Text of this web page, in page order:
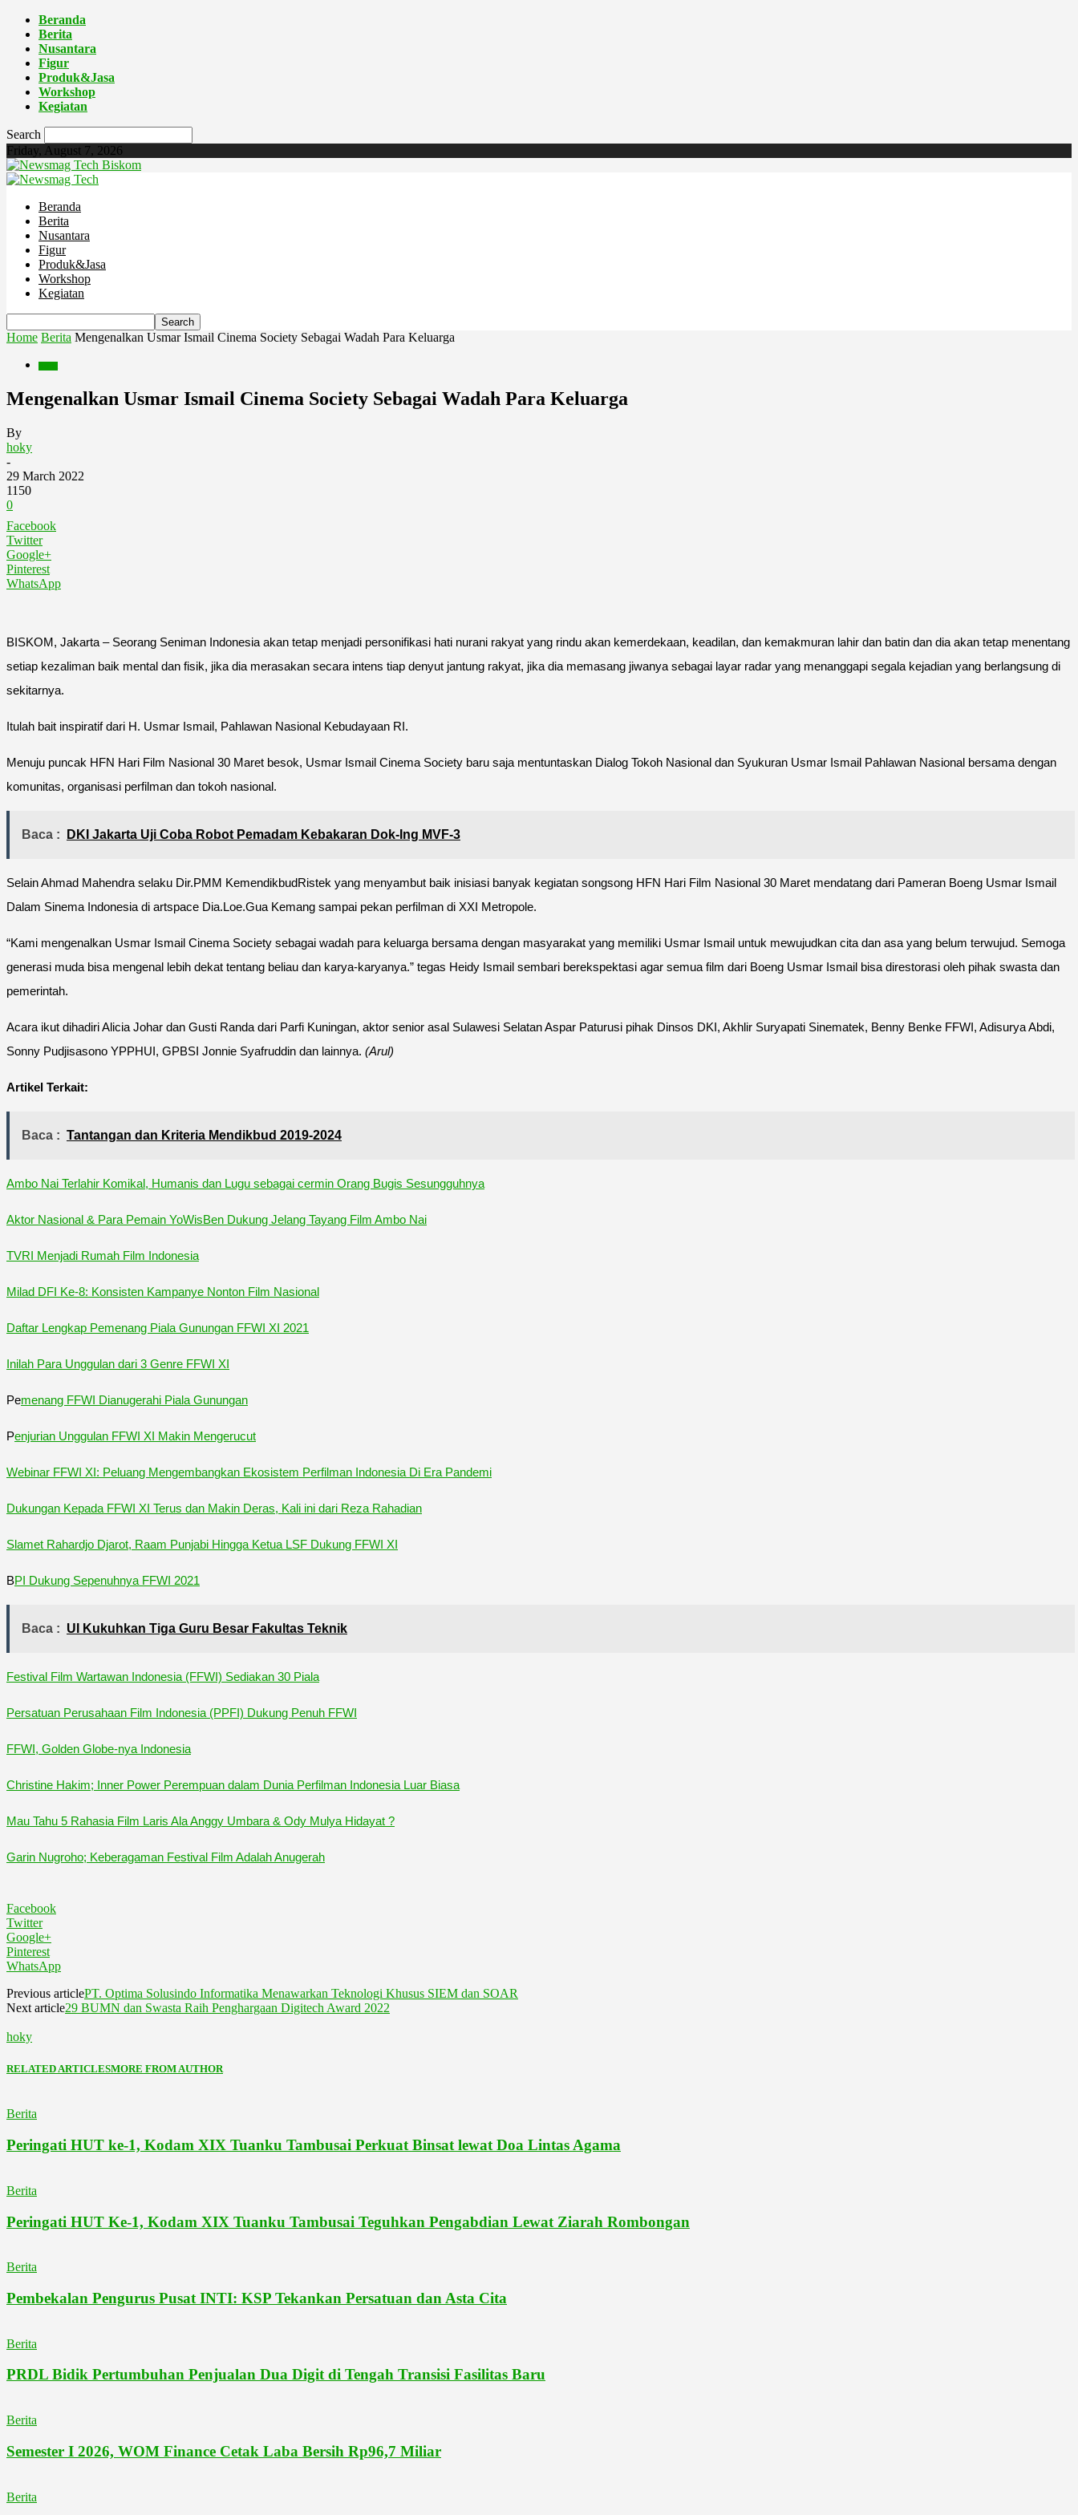
Beranda
Berita
Nusantara
Figur
Produk&Jasa
Workshop
Kegiatan
Search
Friday, August 7, 2026
Biskom
Beranda
Berita
Nusantara
Figur
Produk&Jasa
Workshop
Kegiatan
Home Berita Mengenalkan Usmar Ismail Cinema Society Sebagai Wadah Para Keluarga
Mengenalkan Usmar Ismail Cinema Society Sebagai Wadah Para Keluarga
By
hoky
-
29 March 2022
1150
0
Facebook
Twitter
Google+
Pinterest
WhatsApp
BISKOM, Jakarta – Seorang Seniman Indonesia akan tetap menjadi personifikasi hati nurani rakyat yang rindu akan kemerdekaan, keadilan, dan kemakmuran lahir dan batin dan dia akan tetap menentang
setiap kezaliman baik mental dan fisik, jika dia merasakan secara intens tiap denyut jantung rakyat, jika dia memasang jiwanya sebagai layar radar yang menanggapi segala kejadian yang berlangsung di
sekitarnya.
Itulah bait inspiratif dari H. Usmar Ismail, Pahlawan Nasional Kebudayaan RI.
Menuju puncak HFN Hari Film Nasional 30 Maret besok, Usmar Ismail Cinema Society baru saja mentuntaskan Dialog Tokoh Nasional dan Syukuran Usmar Ismail Pahlawan Nasional bersama dengan
komunitas, organisasi perfilman dan tokoh nasional.
Baca : DKI Jakarta Uji Coba Robot Pemadam Kebakaran Dok-Ing MVF-3
Selain Ahmad Mahendra selaku Dir.PMM KemendikbudRistek yang menyambut baik inisiasi banyak kegiatan songsong HFN Hari Film Nasional 30 Maret mendatang dari Pameran Boeng Usmar Ismail
Dalam Sinema Indonesia di artspace Dia.Loe.Gua Kemang sampai pekan perfilman di XXI Metropole.
“Kami mengenalkan Usmar Ismail Cinema Society sebagai wadah para keluarga bersama dengan masyarakat yang memiliki Usmar Ismail untuk mewujudkan cita dan asa yang belum terwujud. Semoga
generasi muda bisa mengenal lebih dekat tentang beliau dan karya-karyanya.” tegas Heidy Ismail sembari berekspektasi agar semua film dari Boeng Usmar Ismail bisa direstorasi oleh pihak swasta dan
pemerintah.
Acara ikut dihadiri Alicia Johar dan Gusti Randa dari Parfi Kuningan, aktor senior asal Sulawesi Selatan Aspar Paturusi pihak Dinsos DKI, Akhlir Suryapati Sinematek, Benny Benke FFWI, Adisurya Abdi,
Sonny Pudjisasono YPPHUI, GPBSI Jonnie Syafruddin dan lainnya. (Arul)
Artikel Terkait:
Baca : Tantangan dan Kriteria Mendikbud 2019-2024
Ambo Nai Terlahir Komikal, Humanis dan Lugu sebagai cermin Orang Bugis Sesungguhnya
Aktor Nasional & Para Pemain YoWisBen Dukung Jelang Tayang Film Ambo Nai
TVRI Menjadi Rumah Film Indonesia
Milad DFI Ke-8: Konsisten Kampanye Nonton Film Nasional
Daftar Lengkap Pemenang Piala Gunungan FFWI XI 2021
Inilah Para Unggulan dari 3 Genre FFWI XI
Pemenang FFWI Dianugerahi Piala Gunungan
Penjurian Unggulan FFWI XI Makin Mengerucut
Webinar FFWI XI: Peluang Mengembangkan Ekosistem Perfilman Indonesia Di Era Pandemi
Dukungan Kepada FFWI XI Terus dan Makin Deras, Kali ini dari Reza Rahadian
Slamet Rahardjo Djarot, Raam Punjabi Hingga Ketua LSF Dukung FFWI XI
BPI Dukung Sepenuhnya FFWI 2021
Baca : UI Kukuhkan Tiga Guru Besar Fakultas Teknik
Festival Film Wartawan Indonesia (FFWI) Sediakan 30 Piala
Persatuan Perusahaan Film Indonesia (PPFI) Dukung Penuh FFWI
FFWI, Golden Globe-nya Indonesia
Christine Hakim; Inner Power Perempuan dalam Dunia Perfilman Indonesia Luar Biasa
Mau Tahu 5 Rahasia Film Laris Ala Anggy Umbara & Ody Mulya Hidayat ?
Garin Nugroho; Keberagaman Festival Film Adalah Anugerah
Facebook
Twitter
Google+
Pinterest
WhatsApp
Previous articlePT. Optima Solusindo Informatika Menawarkan Teknologi Khusus SIEM dan SOAR
Next article29 BUMN dan Swasta Raih Penghargaan Digitech Award 2022
hoky
RELATED ARTICLESMORE FROM AUTHOR
Berita
Peringati HUT ke-1, Kodam XIX Tuanku Tambusai Perkuat Binsat lewat Doa Lintas Agama
Berita
Peringati HUT Ke-1, Kodam XIX Tuanku Tambusai Teguhkan Pengabdian Lewat Ziarah Rombongan
Berita
Pembekalan Pengurus Pusat INTI: KSP Tekankan Persatuan dan Asta Cita
Berita
PRDL Bidik Pertumbuhan Penjualan Dua Digit di Tengah Transisi Fasilitas Baru
Berita
Semester I 2026, WOM Finance Cetak Laba Bersih Rp96,7 Miliar
Berita